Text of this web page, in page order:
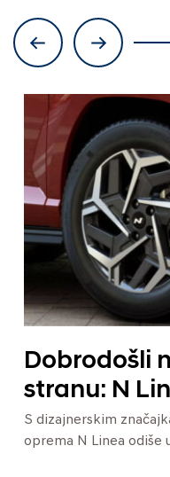
Dobrodošli
stranu: N
S dizajnerskim
oprema N Linea odiše